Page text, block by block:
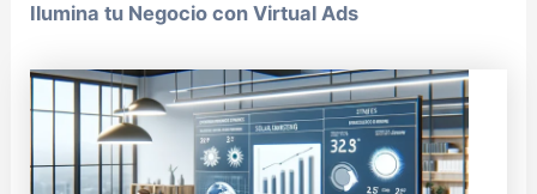
Ilumina tu Negocio con Virtual Ads